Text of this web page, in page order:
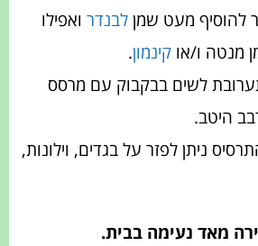
להוסיף מעט שמןלבנדר ואפילו
מנטה ו/או קינמון.
לשים בבקבוק עם מרסס
היטב.
ניתן לפזר על בגדים, וילונות,
מאד נעימה בבית.